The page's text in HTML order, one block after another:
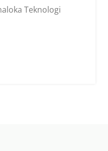
Teknologi